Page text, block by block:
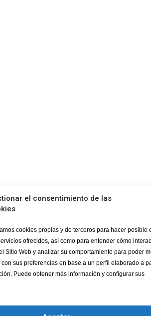
el consentimiento de las
cookies propias y de terceros para hacer posible
ofrecidos, así como para entender cómo
Sitio Web y analizar su comportamiento para poder
sus preferencias en base a un perfil elaborado a
Puede obtener más información y configurar sus